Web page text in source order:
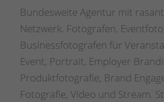
Bundesweite Agentur mit
Netzwerk. Fotografen,
Businessfotografen für
Event, Portrait, Employer
Produktfotografie, Brand
Fotografie, Video und Stream.